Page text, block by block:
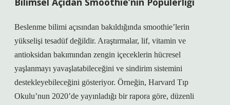
Beslenme bilimi açısından bakıldığında smoothie’lerin
yükselişi tesadüf değildir. Araştırmalar, lif, vitamin ve
antioksidan bakımından zengin içeceklerin hücresel
yaşlanmayı yavaşlatabileceğini ve sindirim sistemini
destekleyebileceğini gösteriyor. Örneğin, Harvard Tıp
Okulu’nun 2020’de yayınladığı bir rapora göre, düzenli